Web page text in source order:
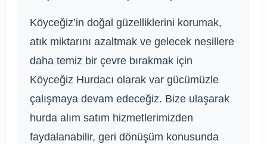
Köyceğiz’in doğal güzelliklerini korumak,
atık miktarını azaltmak ve gelecek nesillere
daha temiz bir çevre bırakmak için
Köyceğiz Hurdacı olarak var gücümüzle
çalışmaya devam edeceğiz. Bize ulaşarak
hurda alım satım hizmetlerimizden
faydalanabilir, geri dönüşüm konusunda